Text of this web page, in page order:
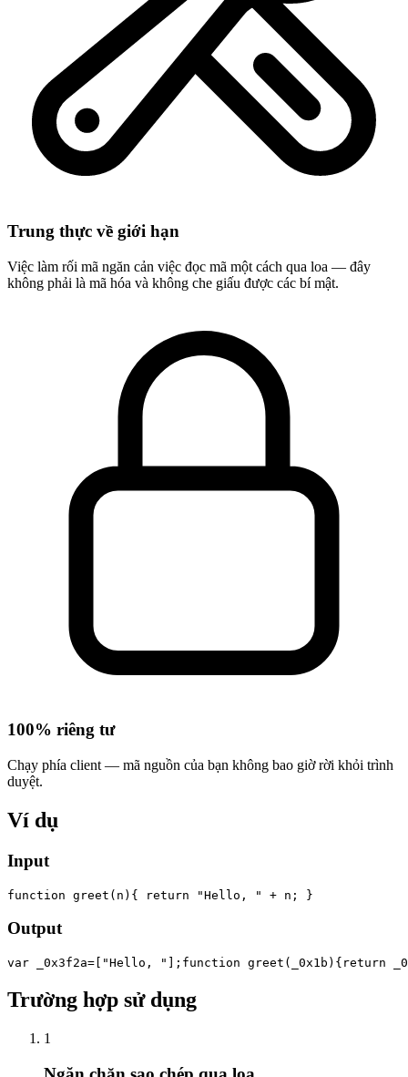
Trung thực về giới hạn
Việc làm rối mã ngăn cản việc đọc mã một cách qua loa — đây
không phải là mã hóa và không che giấu được các bí mật.
100% riêng tư
Chạy phía client — mã nguồn của bạn không bao giờ rời khỏi trình
duyệt.
Ví dụ
Input
function greet(n){ return "Hello, " + n; }
Output
var _0x3f2a=["Hello, "];function greet(_0x1b){return
Trường hợp sử dụng
1